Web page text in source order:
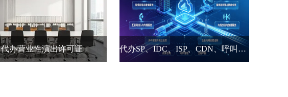
代办营业性演出许可证 代办SP、IDC、ISP、CDN、呼叫中心、VPN